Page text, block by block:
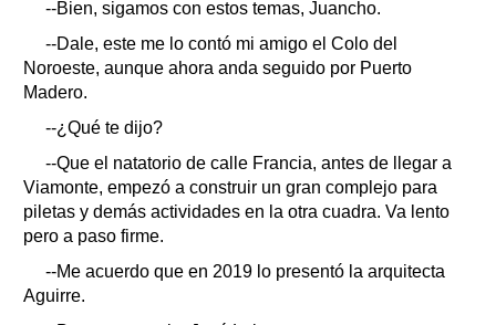
--Bien, sigamos con estos temas, Juancho.
--Dale, este me lo contó mi amigo el Colo del
Noroeste, aunque ahora anda seguido por Puerto
Madero.
--¿Qué te dijo?
--Que el natatorio de calle Francia, antes de llegar a
Viamonte, empezó a construir un gran complejo para
piletas y demás actividades en la otra cuadra. Va lento
pero a paso firme.
--Me acuerdo que en 2019 lo presentó la arquitecta
Aguirre.